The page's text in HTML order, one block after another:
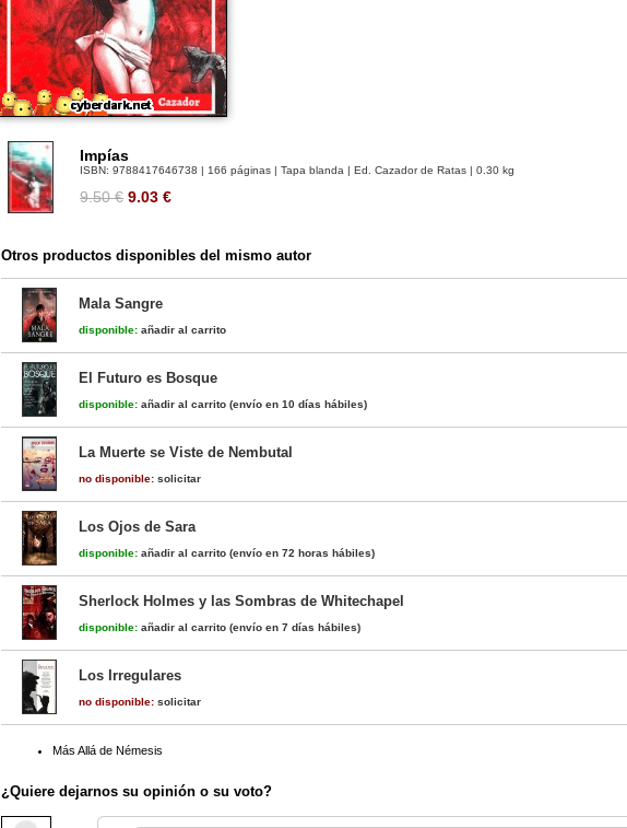
Impías
ISBN: 9788417646738 | 166 páginas | Tapa blanda | Ed. Cazador de Ratas | 0.30 kg
9.50 € 9.03 €
Otros productos disponibles del mismo autor
Mala Sangre
disponible: añadir al carrito
El Futuro es Bosque
disponible: añadir al carrito (envío en 10 días hábiles)
La Muerte se Viste de Nembutal
no disponible: solicitar
Los Ojos de Sara
disponible: añadir al carrito (envío en 72 horas hábiles)
Sherlock Holmes y las Sombras de Whitechapel
disponible: añadir al carrito (envío en 7 días hábiles)
Los Irregulares
no disponible: solicitar
Más Allá de Némesis
¿Quiere dejarnos su opinión o su voto?